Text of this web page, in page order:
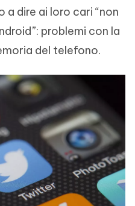
dire ai loro cari “non
problemi con la
del telefono.